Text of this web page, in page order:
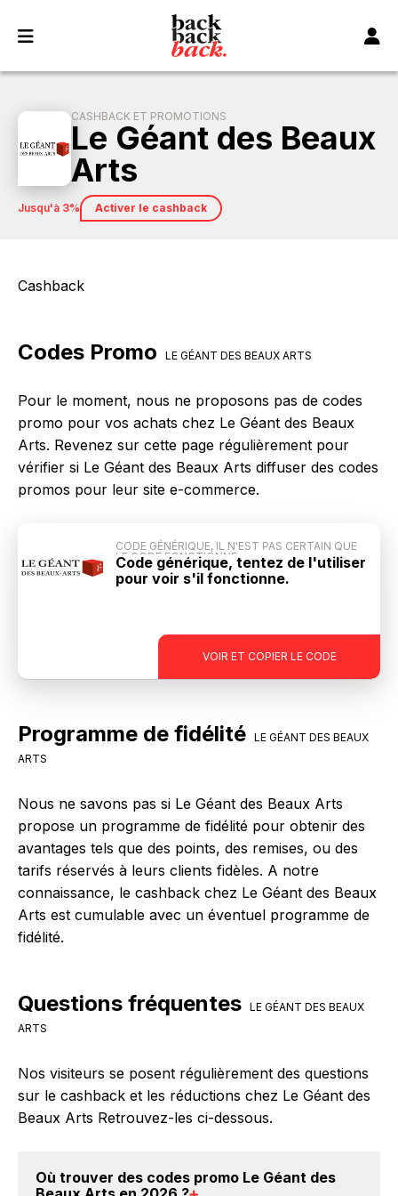
CASHBACK ET PROMOTIONS
Le Géant des Beaux
Arts
jusqu'à 3% Activer le cashback
Cashback
Codes Promo LE GÉANT DES BEAUX ARTS
Pour le moment, nous ne proposons pas de codes
promo pour vos achats chez Le Géant des Beaux
Arts. Revenez sur cette page régulièrement pour
vérifier si Le Géant des Beaux Arts diffuser des codes
promos pour leur site e-commerce.
VOIR ET COPIER LE CODE
CODE GÉNÉRIQUE, IL N'EST PAS CERTAIN QUE
LE CODE FONCTIONNE
Code générique, tentez de l'utiliser
pour voir s'il fonctionne.
Programme de fidélité LE GÉANT DES BEAUX
ARTS
Nous ne savons pas si Le Géant des Beaux Arts
propose un programme de fidélité pour obtenir des
avantages tels que des points, des remises, ou des
tarifs réservés à leurs clients fidèles. A notre
connaissance, le cashback chez Le Géant des Beaux
Arts est cumulable avec un éventuel programme de
fidélité.
Questions fréquentes LE GÉANT DES BEAUX
ARTS
Nos visiteurs se posent régulièrement des questions
sur le cashback et les réductions chez Le Géant des
Beaux Arts Retrouvez-les ci-dessous.
Où trouver des codes promo Le Géant des